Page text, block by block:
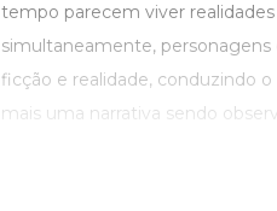
tempo parecem viver
simultaneamente, personagens
ficção e realidade, conduzindo
mais uma narrativa sendo